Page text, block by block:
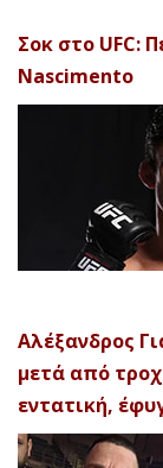
Σοκ στο UFC:
Nascimento
Αλέξανδρος
μετά από
εντατική,